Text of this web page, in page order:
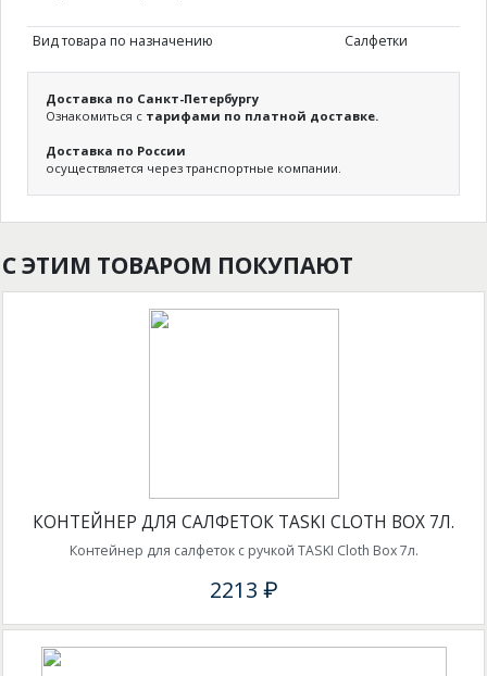
Вид товара по назначению Салфетки
Доставка по Санкт-Петербургу
Ознакомиться с тарифами по платной доставке.
Доставка по России
осуществляется через транспортные компании.
С ЭТИМ ТОВАРОМ ПОКУПАЮТ
КОНТЕЙНЕР ДЛЯ САЛФЕТОК TASKI CLOTH BOX 7Л.
Контейнер для салфеток с ручкой TASKI Cloth Box 7л.
2213 ₽